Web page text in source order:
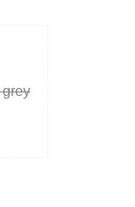
(Diese Option ist